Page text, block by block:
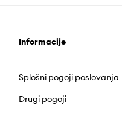
Informacije
Splošni pogoji poslovanja
Drugi pogoji